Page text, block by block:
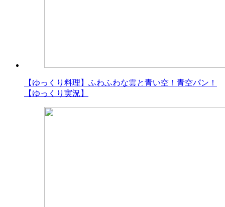
【ゆっくり料理】ふわふわな雲と青い空！青空パン！
【ゆっくり実況】